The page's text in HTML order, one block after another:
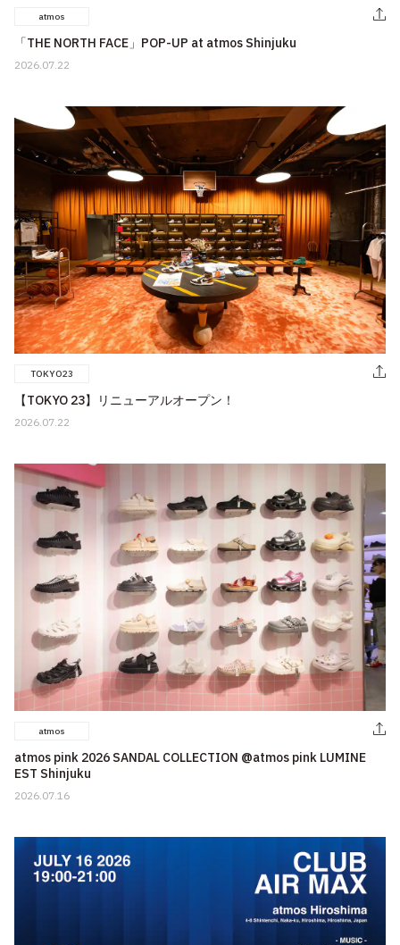
atmos
「THE NORTH FACE」POP-UP at atmos Shinjuku
2026.07.22
TOKYO23
【TOKYO 23】リニューアルオープン！
2026.07.22
atmos
atmos pink 2026 SANDAL COLLECTION @atmos pink LUMINE
EST Shinjuku
2026.07.16